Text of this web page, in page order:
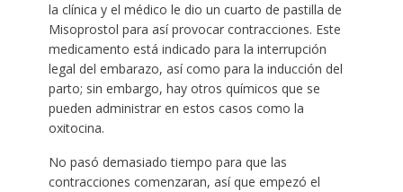
la clínica y el médico le dio un cuarto de pastilla de
Misoprostol para así provocar contracciones. Este
medicamento está indicado para la interrupción
legal del embarazo, así como para la inducción del
parto; sin embargo, hay otros químicos que se
pueden administrar en estos casos como la
oxitocina.
No pasó demasiado tiempo para que las
contracciones comenzaran, así que empezó el